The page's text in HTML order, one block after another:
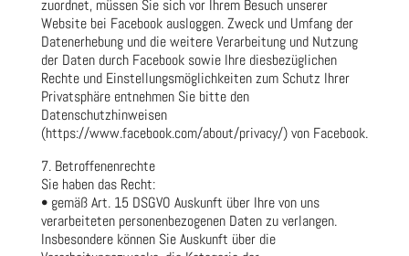
zuordnet, müssen Sie sich vor Ihrem Besuch unserer
Website bei Facebook ausloggen. Zweck und Umfang der
Datenerhebung und die weitere Verarbeitung und Nutzung
der Daten durch Facebook sowie Ihre diesbezüglichen
Rechte und Einstellungsmöglichkeiten zum Schutz Ihrer
Privatsphäre entnehmen Sie bitte den
Datenschutzhinweisen
(https://www.facebook.com/about/privacy/) von Facebook.
7. Betroffenenrechte
Sie haben das Recht:
• gemäß Art. 15 DSGVO Auskunft über Ihre von uns
verarbeiteten personenbezogenen Daten zu verlangen.
Insbesondere können Sie Auskunft über die